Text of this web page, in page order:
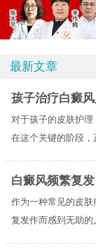
最新文章
孩子治疗白癜
对于孩子的皮肤护理
在这个关键的阶段，
白癜风频繁复
作为一种常见的皮
复发作而感到无助的